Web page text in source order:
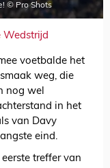
© Pro Shots
Wedstrijd
voetbalde het
weg, die
nog wel
in het
van Davy
eind.
treffer van